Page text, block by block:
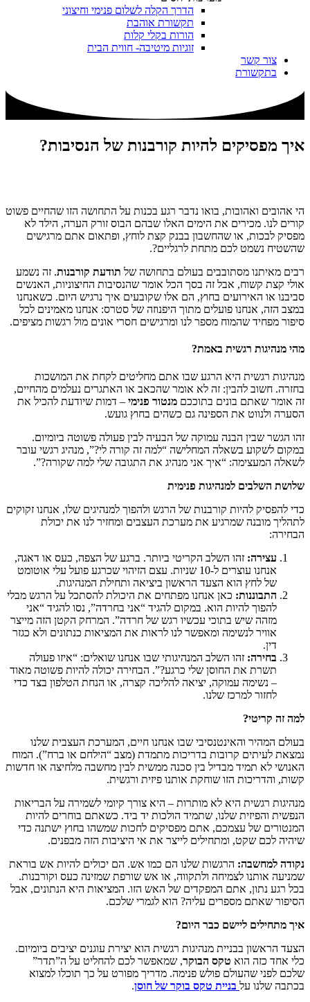
הדרך הקלה לשלום פנימי וחיצוני
תקשורת אוהבת
הורות בקלי קלות
זוגיות מיטיבה- חווית הבית
צור קשר
בתקשורת
איך מפסיקים להיות קורבנות של הנסיבות?
הי אהובים ואהובות, בואו נדבר רגע בכנות על התחושה הזו שהחיים פשוט
קורים לנו. מכירים את הימים האלו שבהם הבוס זורק הערה, הילד לא
מפסיק לבכות, או שהחשבון בבנק קצת לוחץ, ופתאום אתם מרגישים
שהשטיח נשמט לכם מתחת לרגליים?.
רבים מאיתנו מסתובבים בעולם בתחושה של תודעת קורבנות. זה נשמע
אולי קצת קשוח, אבל זה בסך הכל אומר שהנסיבות החיצוניות, האנשים
סביבנו או האירועים בחוץ, הם אלו שקובעים איך נרגיש היום. כשאנחנו
במצב הזה, אנחנו פועלים מתוך היפנוזה של סטרס: אנחנו מאמינים לכל
סיפור מפחיד שהמוח מספר לנו ומרגישים חסרי אונים מול רגשות מציפים.
מהי מנהיגות רגשית באמת?
מנהיגות רגשית היא הרגע שבו אתם מחליטים לקחת את המושכות
בחזרה. חשוב להבין: זה לא אומר שהכאב או האתגרים נעלמים מהחיים,
זה אומר שאתם בונים בתוככם מנטור פנימי – דמות שיודעת להכיל את
הסערה ולנווט את הספינה גם כשהים בחוץ גועש.
זהו הגשר שבין הבנה עמוקה של הבעיה לבין פעולה פשוטה ביומיום.
במקום לשקוע בשאלה המחלישה “למה זה קורה לי?”, מנהיג רגשי עובר
לשאלה המעצימה: “איך אני מנהיג את התגובה שלי למה שקורה?”.
שלושת השלבים למנהיגות פנימית
כדי להפסיק להיות קורבנות של הרגש ולהפוך למנהיגים שלו, אנחנו זקוקים
לתהליך מובנה שמרגיע את מערכת העצבים ומחזיר לנו את יכולת
הבחירה:
עצירה: זהו השלב הקריטי ביותר. ברגע של הצפה, כעס או דאגה,
אנחנו עוצרים ל-10 שניות. עצם הזיהוי שכרגע פועל עלי אוטומט
של לחץ הוא הצעד הראשון ביציאה ותחילת המנהיגות.
התבוננות: כאן אנחנו מפתחים את היכולת להסתכל על הרגש מבלי
להפוך להיות הוא. במקום להגיד “אני בחרדה”, נסו להגיד “אני
מזהה שיש בתוכי עכשיו רגש של חרדה”. המרחק הקטן הזה מייצר
אוויר לנשימה ומאפשר לנו לראות את המציאות כנתונים ולא כגזר
דין.
בחירה: זהו השלב המנהיגותי שבו אנחנו שואלים: “איזו פעולה
תשרת את החוסן שלי כרגע?”. הבחירה יכולה להיות פשוטה מאוד
– נשימה עמוקה, יציאה להליכה קצרה, או הנחת הטלפון בצד כדי
לחזור למרכז שלנו.
למה זה קריטי?
בעולם המהיר והאינטנסיבי שבו אנחנו חיים, המערכת העצבית שלנו
נמצאת לעיתים קרובות בדריכות מתמדת (מצב “הילחם או ברח”). המוח
האנושי לא תמיד מבדיל בין סכנה ממשית לבין מחשבה מלחיצה או חדשות
קשות, והדריכות הזו שוחקת אותנו פיזית ורגשית.
מנהיגות רגשית היא לא מותרות – היא צורך קיומי לשמירה על הבריאות
הנפשית והפיזית שלנו, שתמיד הולכות יד ביד. כשאתם בוחרים להיות
המנטורים של עצמכם, אתם מפסיקים לחכות שמשהו בחוץ ישתנה כדי
שיהיה לכם שקט, ומתחילים לייצר את אי היציבות הזה מבפנים.
נקודה למחשבה: הרגשות שלנו הם כמו אש. הם יכולים להיות אש בוראת
שמניעה אותנו לצמיחה ולתקווה, או אש שורפת שמזינה כעס וקורבנות.
בכל רגע נתון, אתם המפקדים של האש הזו. המציאות היא הנתונים, אבל
הסיפור שאתם מספרים עליה? הוא לגמרי שלכם.
איך מתחילים ליישם כבר היום?
הצעד הראשון בבניית מנהיגות רגשית הוא יצירת עוגנים יציבים ביומיום.
כלי אחד כזה הוא טקס הבוקר, שמאפשר לכם להחליט על ה”תדר”
שלכם לפני שהעולם פולש פנימה. מדריך מפורט על כך תוכלו למצוא
בכתבה שלנו על בניית טקס בוקר של חוסן.